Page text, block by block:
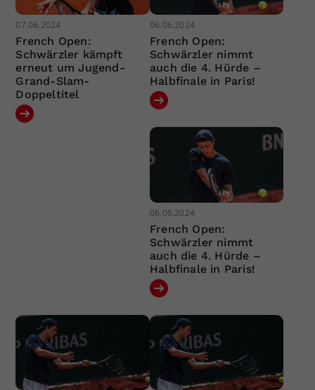
07.06.2024
French Open:
Schwärzler kämpft
erneut um Jugend-
Grand-Slam-
Doppeltitel
06.06.2024
French Open:
Schwärzler nimmt
auch die 4. Hürde –
Halbfinale in Paris!
06.06.2024
French Open:
Schwärzler nimmt
auch die 4. Hürde –
Halbfinale in Paris!